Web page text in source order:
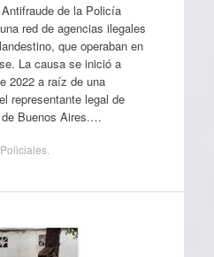
de la Policía
red de agencias ilegales
que operaban en
La causa se inició a
2022 a raíz de una
representante legal de
Buenos Aires.…
Policiales.